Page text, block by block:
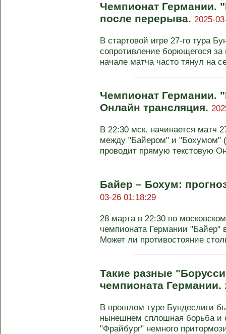
Чемпионат Германии.
после перерыва. 2025-
В стартовой игре 27-го тура
сопротивление борющегося
начале матча часто тянул на
Чемпионат Германии.
Онлайн трансляция.
В 22:30 мск. начинается матч
между "Байером" и "Бохумом"
проводит прямую текстовую
Байер – Бохум:
03-26 01:18:29
28 марта в 22:30 по
чемпионата Германии "Байер"
Может ли противостояние
Такие разные
чемпионата Германии.
В прошлом туре Бундеслиги
нынешнем сплошная борьба и
"Фрайбург" немного